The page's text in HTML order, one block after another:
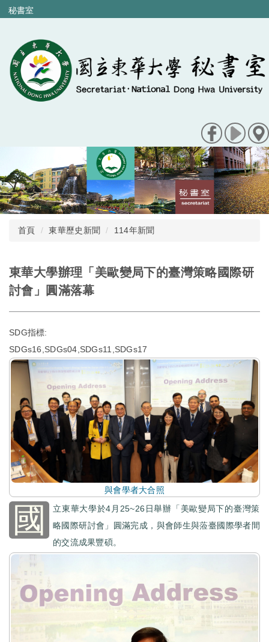
跳
到
內
容
區
秘書室
首頁 東華歷史新聞 114年新聞
東華大學辦理「美歐變局下的臺灣策略國際研
討會」圓滿落幕
SDG指標:
SDGs16,SDGs04,SDGs11,SDGs17
與會學者大合照
國
立東華大學於4月25~26日舉辦「美歐變局下的臺灣策
略國際研討會」圓滿完成，與會師生與蒞臺國際學者間
的交流成果豐碩。